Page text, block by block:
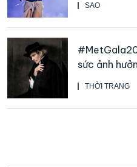
SAO
THỜI TRANG
sức ảnh
Galliano